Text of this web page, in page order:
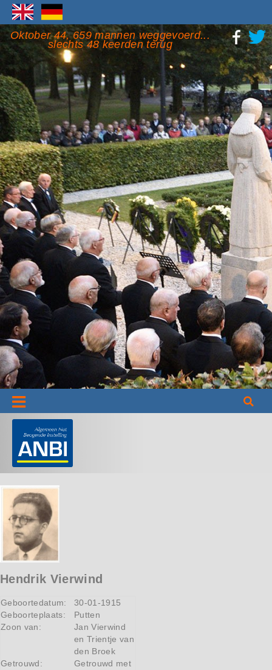
Oktober 44, 659 mannen weggevoerd...
slechts 48 keerden terug
Informatie
Hendrik Vierwind
Geboortedatum:
30-01-1915
Geboorteplaats:
Putten
Zoon van:
Jan Vierwind
en Trientje van
den Broek
Getrouwd:
Getrouwd met